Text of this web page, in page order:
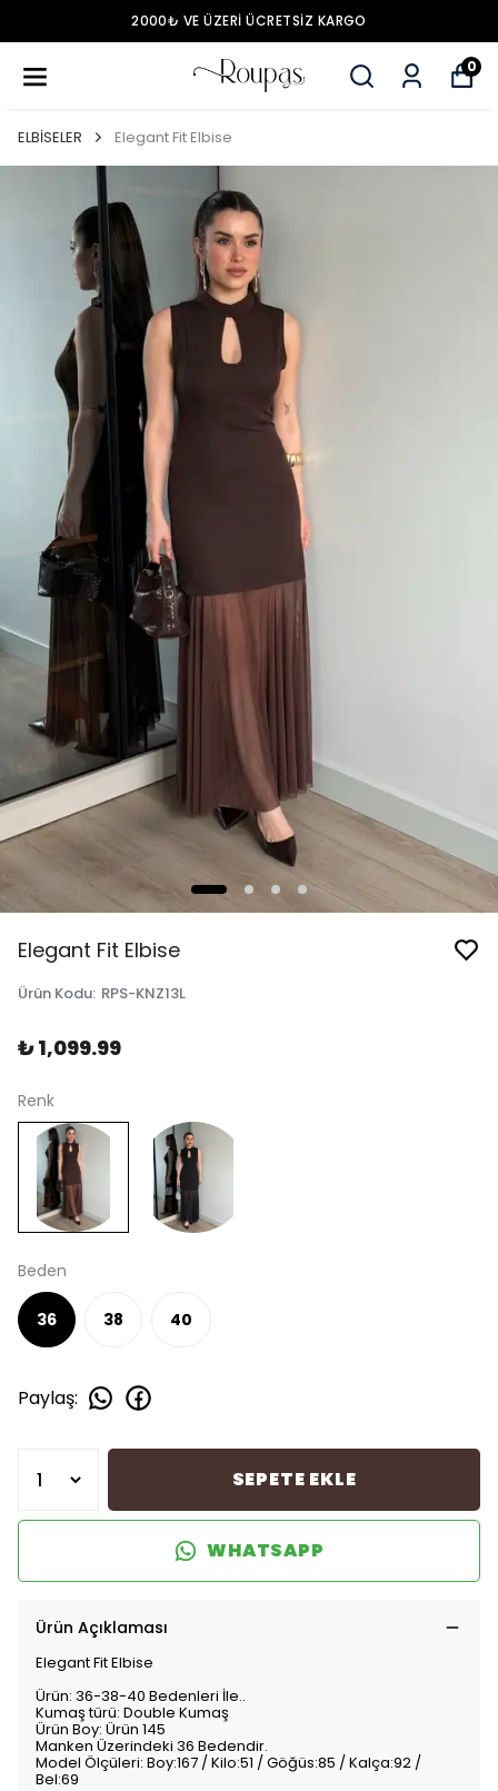
2000₺ VE ÜZERİ ÜCRETSİZ KARGO
0
ELBİSELER Elegant Fit Elbise
Elegant Fit Elbise
Ürün Kodu: RPS-KNZ13L
₺ 1,099.99
Renk
Beden
36 38 40
Paylaş:
SEPETE EKLE
WHATSAPP
Ürün Açıklaması
Elegant Fit Elbise
Ürün: 36-38-40 Bedenleri İle..
Kumaş türü: Double Kumaş
Ürün Boy: Ürün 145
Manken Üzerindeki 36 Bedendir.
Model Ölçüleri: Boy:167 / Kilo:51 / Göğüs:85 / Kalça:92 /
Bel:69